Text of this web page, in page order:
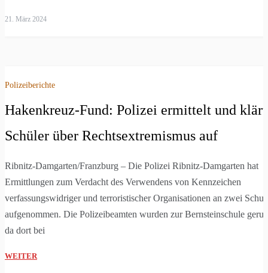
21. März 2024
Polizeiberichte
Hakenkreuz-Fund: Polizei ermittelt und klärt
Schüler über Rechtsextremismus auf
Ribnitz-Damgarten/Franzburg – Die Polizei Ribnitz-Damgarten hat
Ermittlungen zum Verdacht des Verwendens von Kennzeichen
verfassungswidriger und terroristischer Organisationen an zwei
aufgenommen. Die Polizeibeamten wurden zur Bernsteinschule
da dort bei
WEITER